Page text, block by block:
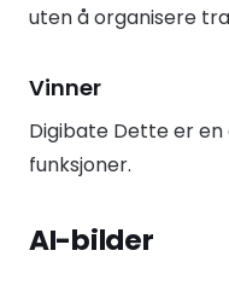
uten å organisere
Vinner
Digibate Dette er
funksjoner.
AI-bilder